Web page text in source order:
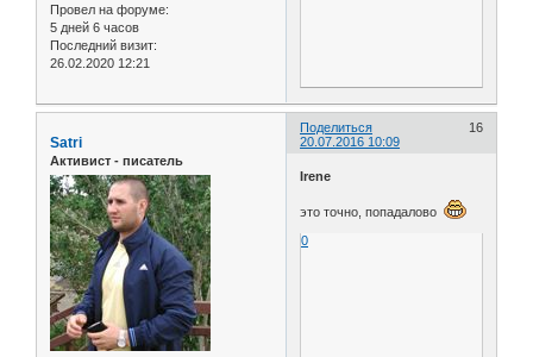
Провел на форуме:
5 дней 6 часов
Последний визит:
26.02.2020 12:21
Поделиться
16
20.07.2016 10:09
Satri
Активист - писатель
Irene
это точно, попадалово
0